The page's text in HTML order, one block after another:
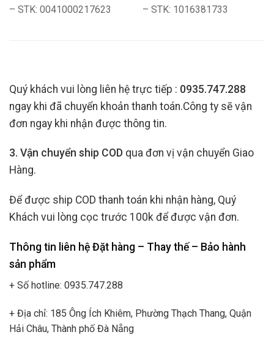
– STK: 0041000217623
– STK: 1016381733
Quý khách vui lòng liên hệ trực tiếp : 0935.747.288
ngay khi đã chuyển khoản thanh toán.Công ty sẽ vận
đơn ngay khi nhận được thông tin.
3. Vận chuyển ship COD qua đơn vị vận chuyển Giao
Hàng.
Để được ship COD thanh toán khi nhận hàng, Quý
Khách vui lòng cọc trước 100k để được vận đơn.
Thông tin liên hệ Đặt hàng – Thay thế – Bảo hành
sản phẩm
+ Số hotline: 0935.747.288
+ Địa chỉ: 185 Ông Ích Khiêm, Phường Thạch Thang, Quận
Hải Châu, Thành phố Đà Nẵng